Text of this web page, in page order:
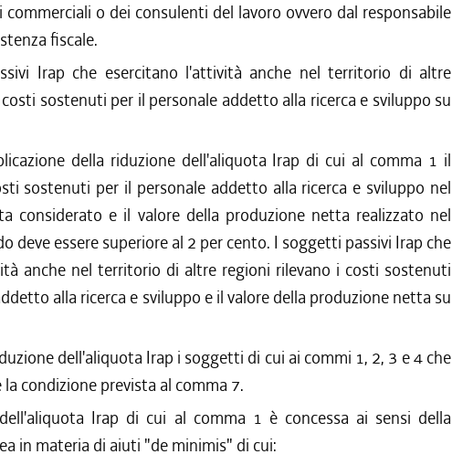
o dei consulenti del lavoro ovvero dal responsabile
fiscale.
Irap che esercitano l'attività anche nel territorio di altre
sostenuti per il personale addetto alla ricerca e sviluppo su
della riduzione dell'aliquota Irap di cui al comma 1 il
sostenuti per il personale addetto alla ricerca e sviluppo nel
considerato e il valore della produzione netta realizzato nel
deve essere superiore al 2 per cento. I soggetti passivi Irap che
anche nel territorio di altre regioni rilevano i costi sostenuti
alla ricerca e sviluppo e il valore della produzione netta su
dell'aliquota Irap i soggetti di cui ai commi 1, 2, 3 e 4 che
condizione prevista al comma 7.
Irap di cui al comma 1 è concessa ai sensi della
in materia di aiuti "de minimis" di cui: